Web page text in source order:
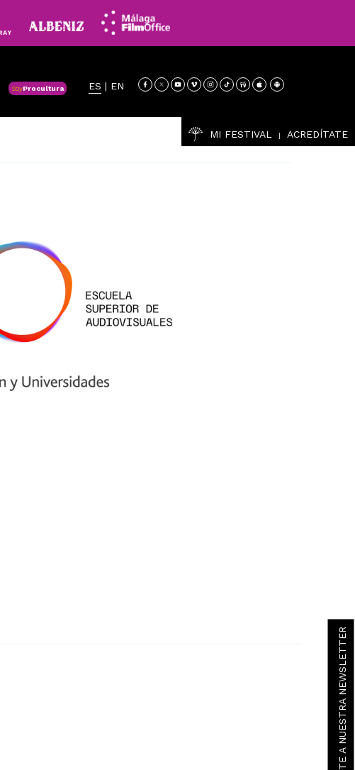
SUSCRÍBETE A NUESTRA NEWSLETTER
ES | EN
SoyProcultura
MI FESTIVAL | ACREDÍTATE